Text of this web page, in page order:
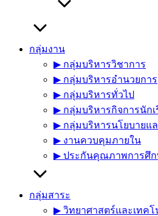
กลุ่มงาน
▶︎ กลุ่มบริหารวิชาการ
▶︎ กลุ่มบริหารอำนวยการ
▶︎ กลุ่มบริหารทั่วไป
▶︎ กลุ่มบริหารกิจการนักเ
▶︎ กลุ่มบริหารนโยบายแ
▶︎ งานควบคุมภายใน
▶︎ ประกันคุณภาพการศึก
กลุ่มสาระ
▶︎ วิทยาศาสตร์และเทคโ